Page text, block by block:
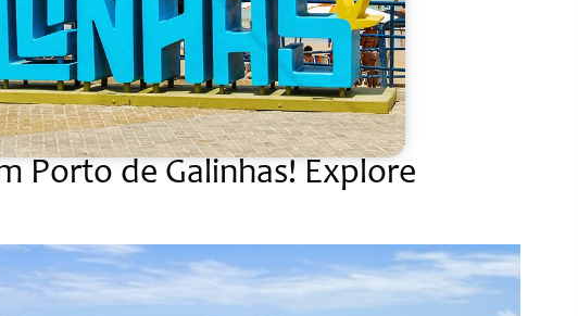
Porto de Galinhas! Explore